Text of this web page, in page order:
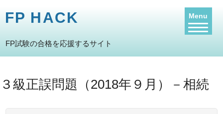
FP HACK
FP試験の合格を応援するサイト
３級正誤問題（2018年９月）－相続
Menu